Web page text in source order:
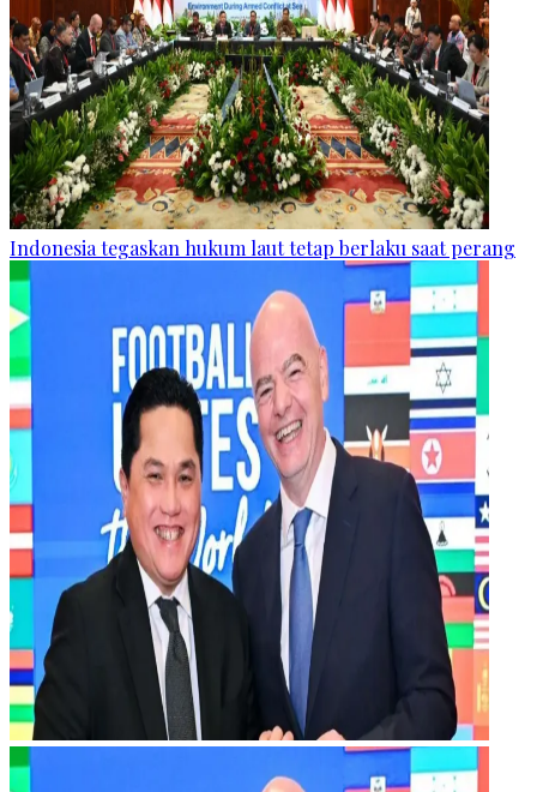
Indonesia tegaskan hukum laut tetap berlaku saat perang